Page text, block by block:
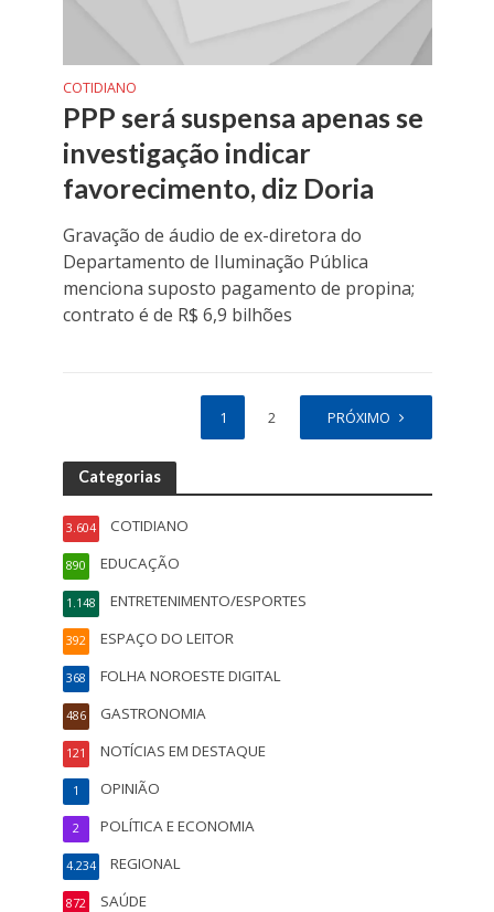
COTIDIANO
PPP será suspensa apenas se
investigação indicar
favorecimento, diz Doria
Gravação de áudio de ex-diretora do
Departamento de Iluminação Pública
menciona suposto pagamento de propina;
contrato é de R$ 6,9 bilhões
1 2 PRÓXIMO
Categorias
COTIDIANO
3.604
EDUCAÇÃO
890
ENTRETENIMENTO/ESPORTES
1.148
ESPAÇO DO LEITOR
392
FOLHA NOROESTE DIGITAL
368
GASTRONOMIA
486
NOTÍCIAS EM DESTAQUE
121
OPINIÃO
1
POLÍTICA E ECONOMIA
2
REGIONAL
4.234
SAÚDE
872